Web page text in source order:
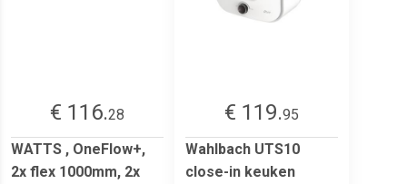
€ 116.28
WATTS , OneFlow+,
2x flex 1000mm, 2x
€ 119.95
Wahlbach UTS10
close-in keuken